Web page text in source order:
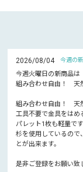
2026/08/04 今週の
今週火曜日の新商品は
組み合わせ自由！ 天
組み合わせ自由！ 天
工具不要で金具をはめ
パレット1枚も軽量で
杉を使用しているので
とが出来ます。
是非ご登録をお願い致